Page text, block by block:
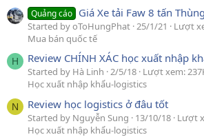
Quảng cáo Giá Xe tải Faw 8 tấn
Started by oToHungPhat 25/1/21
Lượt
Mua bán quốc tế
H Review CHÍNH XÁC học xuất nhập
Started by Hà Linh 2/5/18 Lượt xem:
Học xuất nhập khẩu-logistics
N Review học logistics ở đâu tốt
Started by Nguyễn Sung 13/10/18 Lượt
Học xuất nhập khẩu-logistics